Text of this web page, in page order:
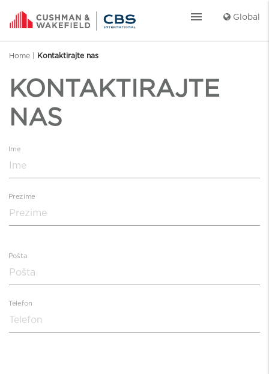
menu Global
Home Kontaktirajte nas
KONTAKTIRAJTE
NAS
Ime
Prezime
Pošta
Telefon